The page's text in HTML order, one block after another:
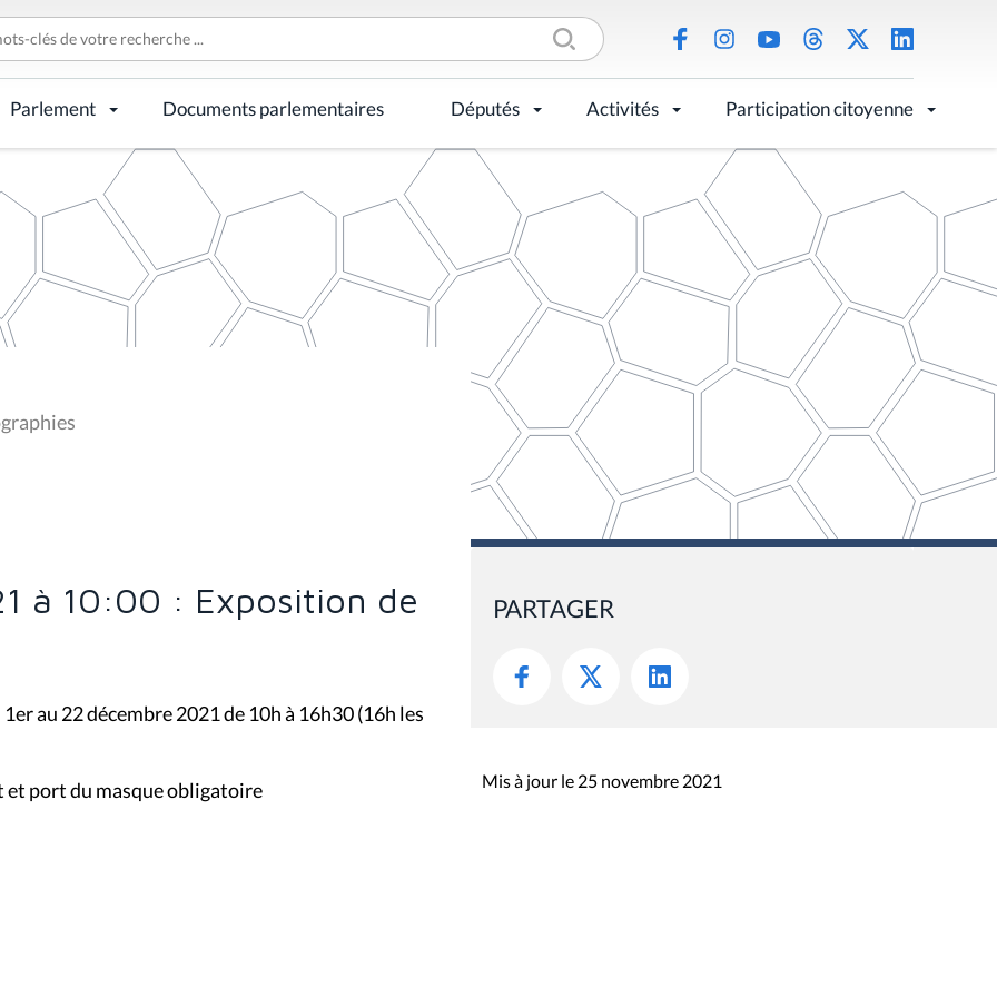
Parlement Documents parlementaires Députés Activités Participation citoyenne
à 10:00 : Exposition de
au 22 décembre 2021 de 10h à 16h30 (16h les
et port du masque obligatoire
PARTAGER
Mis à jour le 25 novembre 2021